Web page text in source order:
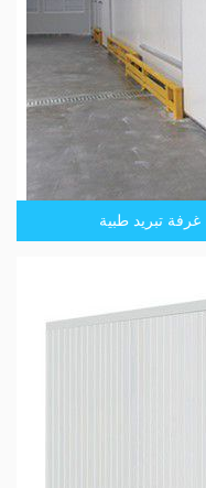
غرفة تبريد طبية